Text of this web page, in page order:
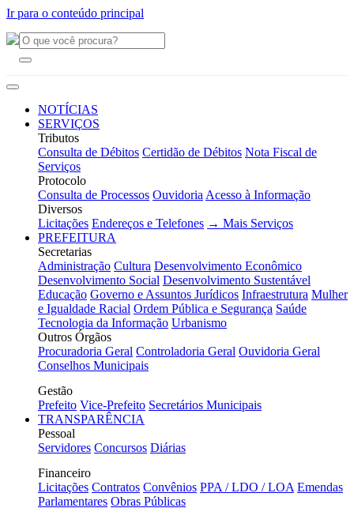
Ir para o conteúdo principal
NOTÍCIAS
SERVIÇOS
Tributos
Consulta de Débitos Certidão de Débitos Nota Fiscal de
Serviços
Protocolo
Consulta de Processos Ouvidoria Acesso à Informação
Diversos
Licitações Endereços e Telefones → Mais Serviços
PREFEITURA
Secretarias
Administração Cultura Desenvolvimento Econômico
Desenvolvimento Social Desenvolvimento Sustentável
Educação Governo e Assuntos Jurídicos Infraestrutura Mulher
e Igualdade Racial Ordem Pública e Segurança Saúde
Tecnologia da Informação Urbanismo
Outros Órgãos
Procuradoria Geral Controladoria Geral Ouvidoria Geral
Conselhos Municipais
Gestão
Prefeito Vice-Prefeito Secretários Municipais
TRANSPARÊNCIA
Pessoal
Servidores Concursos Diárias
Financeiro
Licitações Contratos Convênios PPA / LDO / LOA Emendas
Parlamentares Obras Públicas